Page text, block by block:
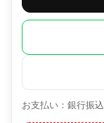
お支払い：銀行振